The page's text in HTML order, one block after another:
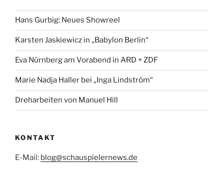
Hans Gurbig: Neues Showreel
Karsten Jaskiewicz in „Babylon Berlin“
Eva Nürnberg am Vorabend in ARD + ZDF
Marie Nadja Haller bei „Inga Lindström“
Dreharbeiten von Manuel Hill
KONTAKT
E-Mail: blog@schauspielernews.de